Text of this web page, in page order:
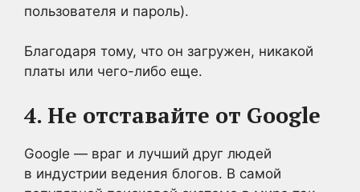
пользователя и пароль).
Благодаря тому, что он загружен, никакой
платы или чего-либо еще.
4. Не отставайте от Google
Google — враг и лучший друг людей
в индустрии ведения блогов. В самой